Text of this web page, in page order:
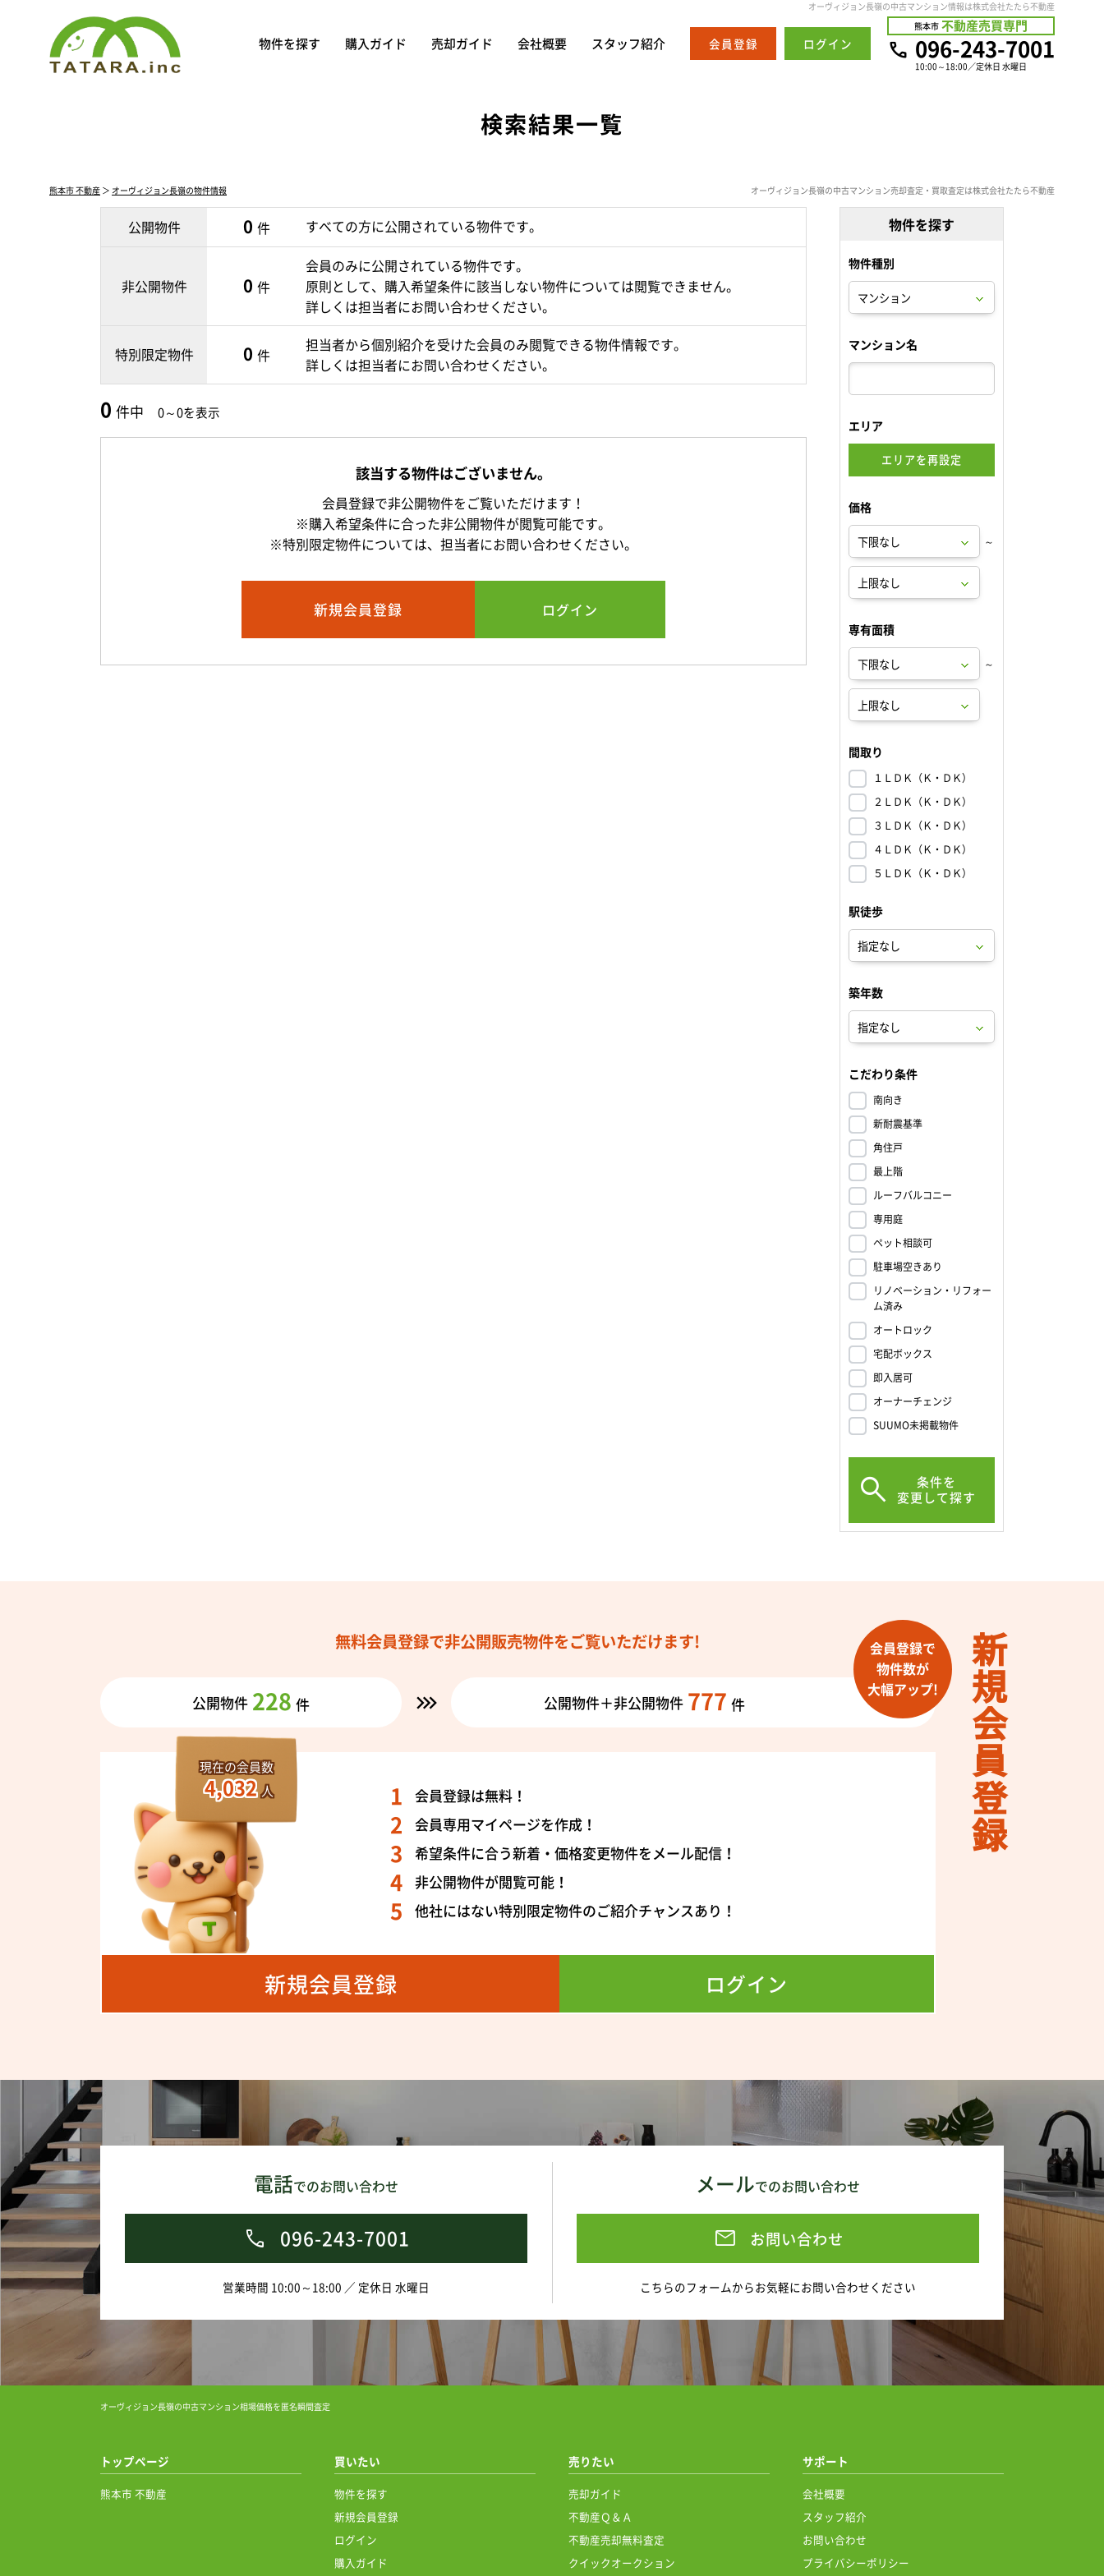
オーヴィジョン長嶺の中古マンション情報は株式会社たたら不動産
物件を探す 購入ガイド 売却ガイド 会社概要 スタッフ紹介 会員登録 ログイン
熊本市 不動産売買専門
10:00～18:00／定休日 水曜日
096-243-7001
検索結果一覧
熊本市 不動産 ＞ オーヴィジョン長嶺の物件情報 オーヴィジョン長嶺の中古マンション売却査定・買取査定は株式会社たたら不動産
公開物件 0 件 すべての方に公開されている物件です。
非公開物件 0 件
会員のみに公開されている物件です。
原則として、購入希望条件に該当しない物件については閲覧できません。
詳しくは担当者にお問い合わせください。
特別限定物件 0 件
担当者から個別紹介を受けた会員のみ閲覧できる物件情報です。
詳しくは担当者にお問い合わせください。
0 件中 0～0を表示
該当する物件はございません。
会員登録で非公開物件をご覧いただけます！
※購入希望条件に合った非公開物件が閲覧可能です。
※特別限定物件については、担当者にお問い合わせください。
新規会員登録 ログイン
物件を探す
物件種別
マンション名
エリア
エリアを再設定
価格
～
専有面積
～
間取り
１ＬＤＫ（Ｋ・ＤＫ）
２ＬＤＫ（Ｋ・ＤＫ）
３ＬＤＫ（Ｋ・ＤＫ）
４ＬＤＫ（Ｋ・ＤＫ）
５ＬＤＫ（Ｋ・ＤＫ）
駅徒歩
築年数
こだわり条件
南向き
新耐震基準
角住戸
最上階
ルーフバルコニー
専用庭
ペット相談可
駐車場空きあり
リノベーション・リフォー
ム済み
オートロック
宅配ボックス
即入居可
オーナーチェンジ
SUUMO未掲載物件
条件を
変更して探す
新規会員登録
無料会員登録で非公開販売物件をご覧いただけます!
公開物件 228 件 公開物件＋非公開物件 777 件
会員登録で
物件数が
大幅アップ!
現在の会員数
4,032 人
会員登録は無料！
会員専用マイページを作成！
希望条件に合う新着・価格変更物件をメール配信！
非公開物件が閲覧可能！
他社にはない特別限定物件のご紹介チャンスあり！
新規会員登録 ログイン
電話でのお問い合わせ
096-243-7001
営業時間 10:00～18:00 ／ 定休日 水曜日
メールでのお問い合わせ
お問い合わせ
こちらのフォームからお気軽にお問い合わせください
オーヴィジョン長嶺の中古マンション相場価格を匿名瞬間査定
トップページ
熊本市 不動産
買いたい
物件を探す
新規会員登録
ログイン
購入ガイド
売りたい
売却ガイド
不動産Ｑ＆Ａ
不動産売却無料査定
クイックオークション
サポート
会社概要
スタッフ紹介
お問い合わせ
プライバシーポリシー